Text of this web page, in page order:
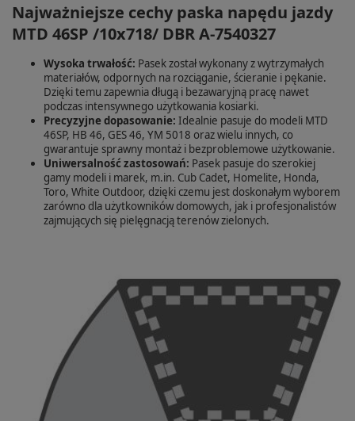
Najważniejsze cechy paska napędu jazdy
MTD 46SP /10x718/ DBR A-7540327
Wysoka trwałość: Pasek został wykonany z wytrzymałych
materiałów, odpornych na rozciąganie, ścieranie i pękanie.
Dzięki temu zapewnia długą i bezawaryjną pracę nawet
podczas intensywnego użytkowania kosiarki.
Precyzyjne dopasowanie: Idealnie pasuje do modeli MTD
46SP, HB 46, GES 46, YM 5018 oraz wielu innych, co
gwarantuje sprawny montaż i bezproblemowe użytkowanie.
Uniwersalność zastosowań: Pasek pasuje do szerokiej
gamy modeli i marek, m.in. Cub Cadet, Homelite, Honda,
Toro, White Outdoor, dzięki czemu jest doskonałym wyborem
zarówno dla użytkowników domowych, jak i profesjonalistów
zajmujących się pielęgnacją terenów zielonych.